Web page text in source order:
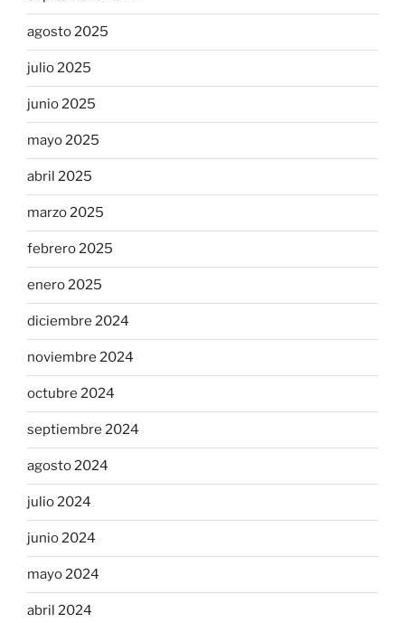
agosto 2025
julio 2025
junio 2025
mayo 2025
abril 2025
marzo 2025
febrero 2025
enero 2025
diciembre 2024
noviembre 2024
octubre 2024
septiembre 2024
agosto 2024
julio 2024
junio 2024
mayo 2024
abril 2024